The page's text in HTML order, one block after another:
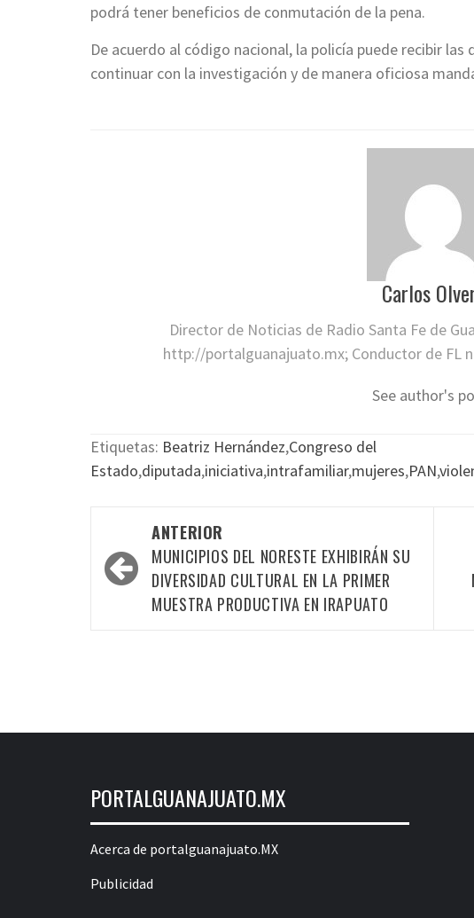
podrá tener beneficios de conmutación de la pena.
De acuerdo al código nacional, la policía puede recibir las
continuar con la investigación y de manera oficiosa
Carlos
Director de Noticias de Radio Santa Fe de
http://portalguanajuato.mx; Conductor de FL
See author's
Etiquetas: Beatriz Hernández,Congreso del
Estado,diputada,iniciativa,intrafamiliar,mujeres,PAN,
Navegación
por
las
entradas
ANTERIOR
MUNICIPIOS DEL NORESTE EXHIBIRÁN SU
DIVERSIDAD CULTURAL EN LA PRIMER
MUESTRA PRODUCTIVA EN IRAPUATO
PORTALGUANAJUATO.MX
Acerca de portalguanajuato.MX
Publicidad